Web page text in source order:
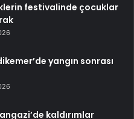
festivalinde çocuklar
yangın sonrası
kaldırımlar